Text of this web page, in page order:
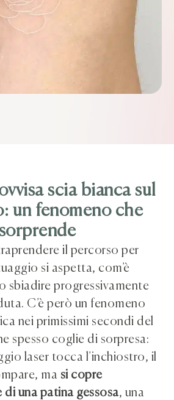
scia bianca sul
un fenomeno che
il percorso per
si aspetta, com’è
sbiadire progressivamente
C’è però un fenomeno
nei primissimi secondi del
spesso coglie di sorpresa:
laser tocca l’inchiostro, il
ma si copre
una patina gessosa, una